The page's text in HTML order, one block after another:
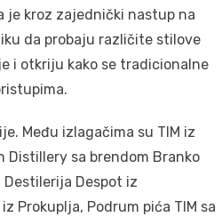
je kroz zajednički nastup na
da probaju različite stilove
i otkriju kako se tradicionalne
Među izlagačima su TIM iz
Distillery sa brendom Branko
Destilerija Despot iz
Prokuplja, Podrum pića TIM sa